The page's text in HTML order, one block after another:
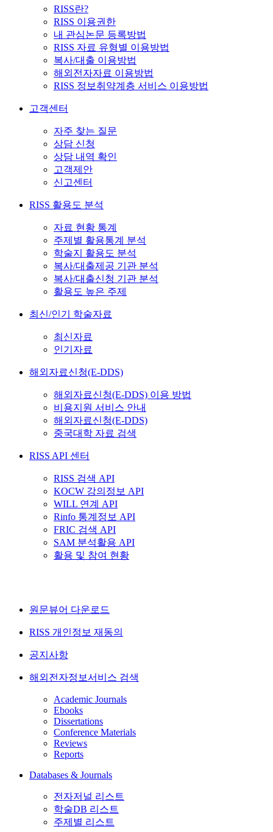
RISS란?
RISS 이용권한
내 관심논문 등록방법
RISS 자료 유형별 이용방법
복사/대출 이용방법
해외전자자료 이용방법
RISS 정보취약계층 서비스 이용방법
고객센터
자주 찾는 질문
상담 신청
상담 내역 확인
고객제안
신고센터
RISS 활용도 분석
자료 현황 통계
주제별 활용통계 분석
학술지 활용도 분석
복사/대출제공 기관 분석
복사/대출신청 기관 분석
활용도 높은 주제
최신/인기 학술자료
최신자료
인기자료
해외자료신청(E-DDS)
해외자료신청(E-DDS) 이용 방법
비용지원 서비스 안내
해외자료신청(E-DDS)
중국대학 자료 검색
RISS API 센터
RISS 검색 API
KOCW 강의정보 API
WILL 연계 API
Rinfo 통계정보 API
FRIC 검색 API
SAM 분석활용 API
활용 및 참여 현황
원문뷰어 다운로드
RISS 개인정보 재동의
공지사항
해외전자정보서비스 검색
Academic Journals
Ebooks
Dissertations
Conference Materials
Reviews
Reports
Databases & Journals
전자저널 리스트
학술DB 리스트
주제별 리스트